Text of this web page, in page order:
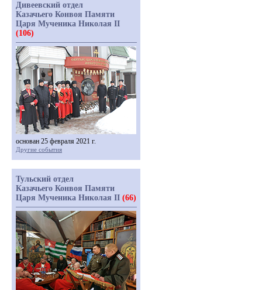
Дивеевский отдел
Казачьего Конвоя Памяти
Царя Мученика Николая II
(106)
основан 25 февраля 2021 г.
Другие события
Тульский отдел
Казачьего Конвоя Памяти
Царя Мученика Николая II (66)